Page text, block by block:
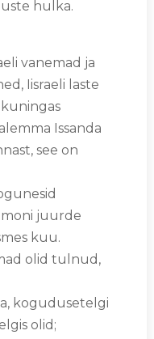
hulka.
vanemad ja
Iisraeli laste
Issanda
see on
juurde
kuu.
olid tulnud,
kogudusetelgi
olid;